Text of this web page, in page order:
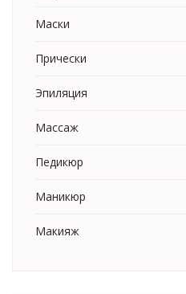
Маски
Прически
Эпиляция
Массаж
Педикюр
Маникюр
Макияж